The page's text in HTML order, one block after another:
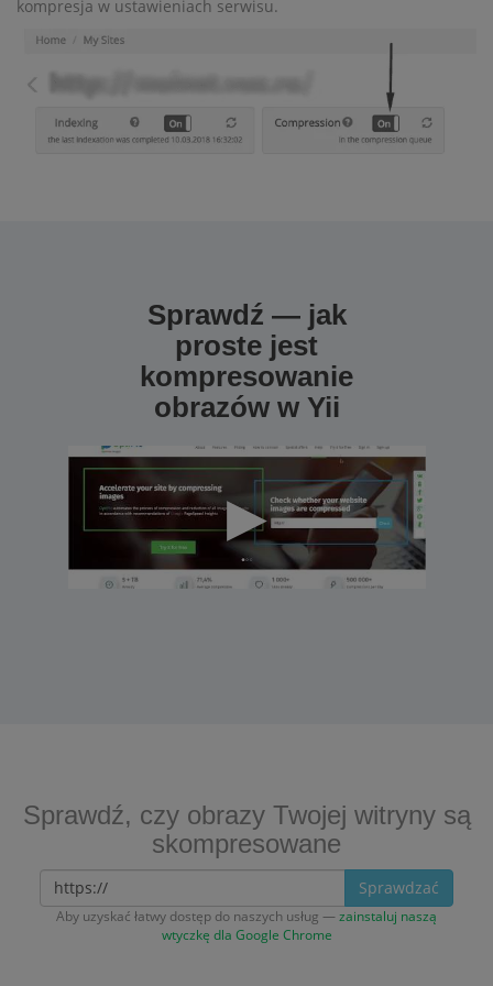
kompresja w ustawieniach serwisu.
Sprawdź — jak
proste jest
kompresowanie
obrazów w Yii
Sprawdź, czy obrazy Twojej witryny są
skompresowane
Sprawdzać
Aby uzyskać łatwy dostęp do naszych usług —zainstaluj naszą
wtyczkę dla Google Chrome